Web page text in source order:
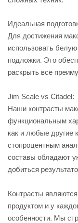
Идеальная
Для достижения
использовать
подложки. Это
раскрыть все
Jim Scale vs Citadel:
Наши контрасты
функциональным
как и любые другие
стопроцентным
составы обладают
добиться
Контрасты
продуктом и у
особенности. Мы